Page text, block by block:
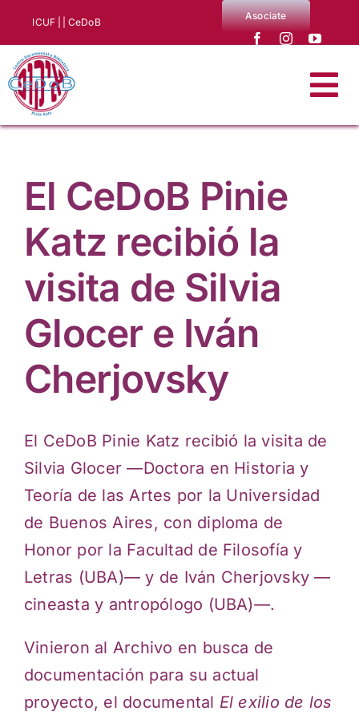
contenido
ICUF | | CeDoB
Asociate
Noticias
Producciones CeDoB
Biblioteca y archivo
Actividades culturales
El CeDoB Pinie
Katz recibió la
visita de Silvia
Glocer e Iván
Cherjovsky
El CeDoB Pinie Katz recibió la visita de
Silvia Glocer —Doctora en Historia y
Teoría de las Artes por la Universidad
de Buenos Aires, con diploma de
Honor por la Facultad de Filosofía y
Letras (UBA)— y de Iván Cherjovsky —
cineasta y antropólogo (UBA)—.
Vinieron al Archivo en busca de
documentación para su actual
proyecto, el documental El exilio de los